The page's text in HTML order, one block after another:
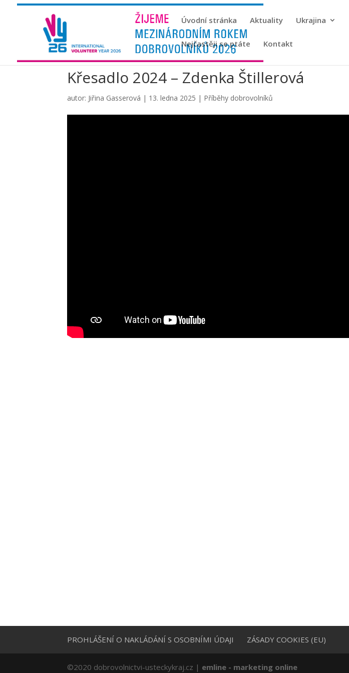
Úvodní stránka Aktuality Ukrajina
Nejčastěji se ptáte Kontakt
Křesadlo 2024 – Zdenka Štillerová
autor: Jiřina Gasserová | 13. ledna 2025 | Příběhy dobrovolníků
PROHLÁŠENÍ O NAKLÁDÁNÍ S OSOBNÍMI ÚDAJI ZÁSADY COOKIES (EU)
©2020 dobrovolnictvi-usteckykraj.cz | emline - marketing online